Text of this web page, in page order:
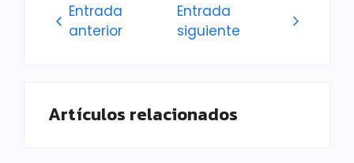
Entrada
anterior
Entrada
siguiente
Artículos relacionados